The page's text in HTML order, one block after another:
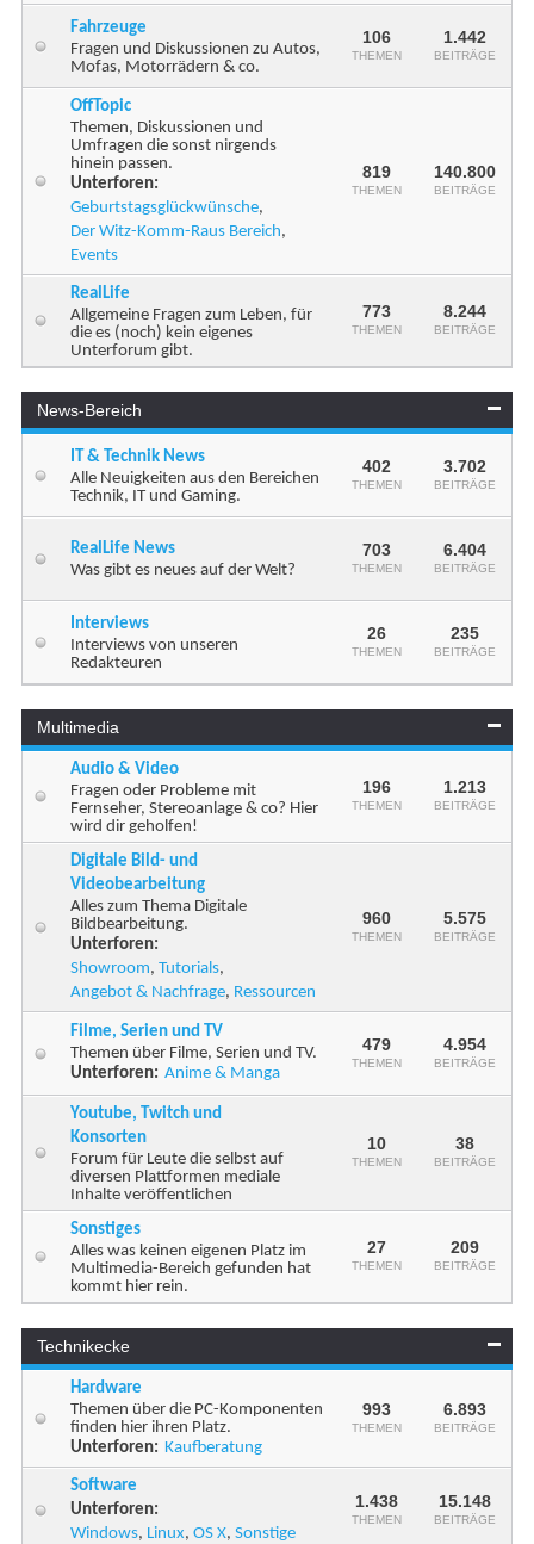
Fahrzeuge
Fragen und Diskussionen zu Autos,
Mofas, Motorrädern & co.
106
THEMEN
1.442
BEITRÄGE
OffTopic
Themen, Diskussionen und
Umfragen die sonst nirgends
hinein passen.
Unterforen:
Geburtstagsglückwünsche,
Der Witz-Komm-Raus Bereich,
Events
819
THEMEN
140.800
BEITRÄGE
RealLife
Allgemeine Fragen zum Leben, für
die es (noch) kein eigenes
Unterforum gibt.
773
THEMEN
8.244
BEITRÄGE
News-Bereich
IT & Technik News
Alle Neuigkeiten aus den Bereichen
Technik, IT und Gaming.
402
THEMEN
3.702
BEITRÄGE
RealLife News
Was gibt es neues auf der Welt?
703
THEMEN
6.404
BEITRÄGE
Interviews
Interviews von unseren
Redakteuren
26
THEMEN
235
BEITRÄGE
Multimedia
Audio & Video
Fragen oder Probleme mit
Fernseher, Stereoanlage & co? Hier
wird dir geholfen!
196
THEMEN
1.213
BEITRÄGE
Digitale Bild- und
Videobearbeitung
Alles zum Thema Digitale
Bildbearbeitung.
Unterforen:
Showroom, Tutorials,
Angebot & Nachfrage, Ressourcen
960
THEMEN
5.575
BEITRÄGE
Filme, Serien und TV
Themen über Filme, Serien und TV.
Unterforen: Anime & Manga
479
THEMEN
4.954
BEITRÄGE
Youtube, Twitch und
Konsorten
Forum für Leute die selbst auf
diversen Plattformen mediale
Inhalte veröffentlichen
10
THEMEN
38
BEITRÄGE
Sonstiges
Alles was keinen eigenen Platz im
Multimedia-Bereich gefunden hat
kommt hier rein.
27
THEMEN
209
BEITRÄGE
Technikecke
Hardware
Themen über die PC-Komponenten
finden hier ihren Platz.
Unterforen: Kaufberatung
993
THEMEN
6.893
BEITRÄGE
Software
Unterforen:
Windows, Linux, OS X, Sonstige
1.438
THEMEN
15.148
BEITRÄGE